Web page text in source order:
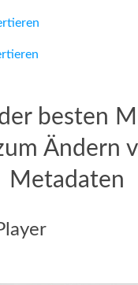
besten
Ändern
Metadaten